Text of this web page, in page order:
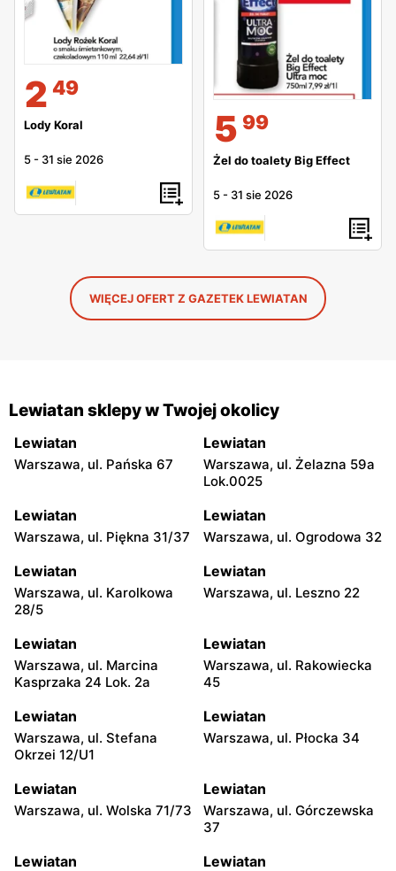
2 49
Lody Koral
5 - 31 sie 2026
5 99
Żel do toalety Big Effect
5 - 31 sie 2026
WIĘCEJ OFERT Z GAZETEK LEWIATAN
Lewiatan sklepy w Twojej okolicy
Lewiatan
Warszawa, ul. Pańska 67
Lewiatan
Warszawa, ul. Żelazna 59a
Lok.0025
Lewiatan
Warszawa, ul. Piękna 31/37
Lewiatan
Warszawa, ul. Ogrodowa 32
Lewiatan
Warszawa, ul. Karolkowa
28/5
Lewiatan
Warszawa, ul. Leszno 22
Lewiatan
Warszawa, ul. Marcina
Kasprzaka 24 Lok. 2a
Lewiatan
Warszawa, ul. Rakowiecka
45
Lewiatan
Warszawa, ul. Stefana
Okrzei 12/U1
Lewiatan
Warszawa, ul. Płocka 34
Lewiatan
Warszawa, ul. Wolska 71/73
Lewiatan
Warszawa, ul. Górczewska
37
Lewiatan Lewiatan